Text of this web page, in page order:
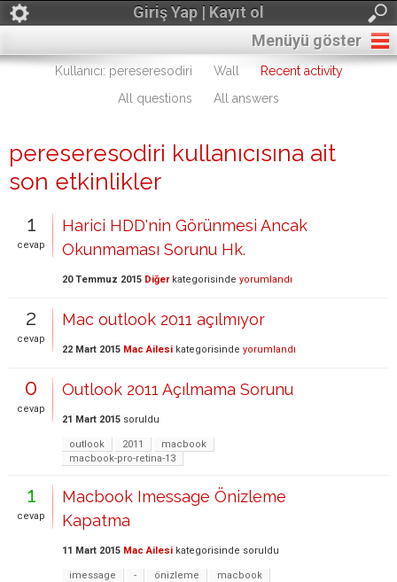
Giriş Yap | Kayıt ol
Menüyü göster
Kullanıcı: pereseresodiri Wall
Recent activity
All questions
All answers
pereseresodiri kullanıcısına ait
son etkinlikler
1
cevap
Harici HDD'nin Görünmesi Ancak
Okunmaması Sorunu Hk.
20 Temmuz 2015 Diğerkategorisinde yorumlandı
2
cevap
Mac outlook 2011 açılmıyor
22 Mart 2015 Mac Ailesi kategorisinde yorumlandı
0
cevap
Outlook 2011 Açılmama Sorunu
21 Mart 2015 soruldu
outlook 2011
macbook
macbook-pro-retina-13
1
cevap
Macbook Imessage Önizleme
Kapatma
11 Mart 2015 Mac Ailesi kategorisinde soruldu
imessage - önizleme macbook